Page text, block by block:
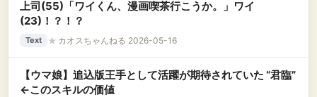
上司(55)「ワイくん、漫画喫茶行こうか。」ワイ
(23)！？！？
Text ★ カオスちゃんねる 2026-05-16
【ウマ娘】追込版王手として活躍が期待されていた “君臨”
←このスキルの価値